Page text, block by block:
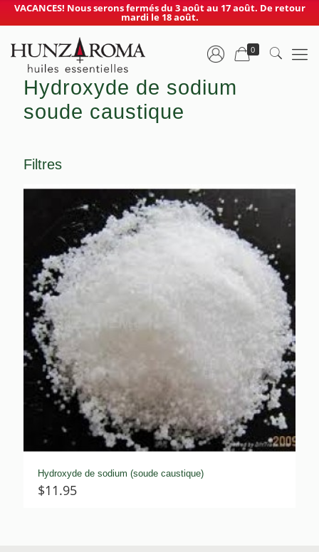
VACANCES! Nous serons fermés du 3 août au 17 août. De retour
mardi le 18 août.
0
Hydroxyde de sodium
soude caustique
Filtres
Hydroxyde de sodium (soude caustique)
$11.95